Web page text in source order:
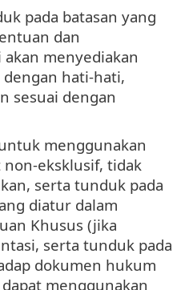
pada batasan yang
dan
menyediakan
dengan hati-hati,
sesuai dengan
menggunakan
non-eksklusif, tidak
serta tunduk pada
diatur dalam
Khusus (jika
serta tunduk pada
dokumen hukum
menggunakan